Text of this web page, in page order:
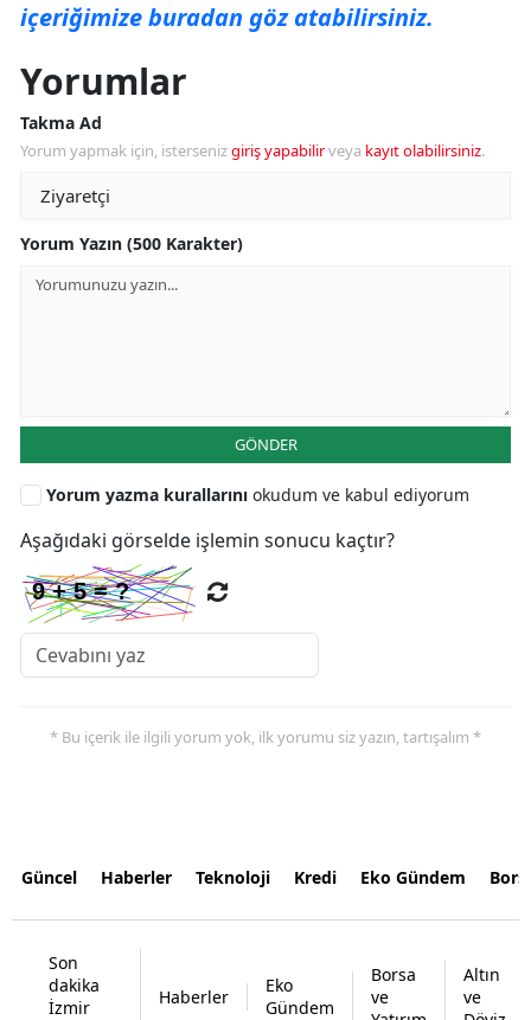
içeriğimize buradan göz atabilirsiniz.
Yorumlar
Takma Ad
Yorum yapmak için, istersenizgiriş yapabilirveya kayıt olabilirsiniz.
Yorum Yazın (500 Karakter)
GÖNDER
Yorum yazma kurallarını okudum ve kabul ediyorum
Aşağıdaki görselde işlemin sonucu kaçtır?
* Bu içerik ile ilgili yorum yok, ilk yorumu siz yazın, tartışalım *
Güncel Haberler Teknoloji Kredi Eko Gündem
Son
dakika
İzmir
Haberler
Eko
Gündem
Borsa
ve
Altın
ve